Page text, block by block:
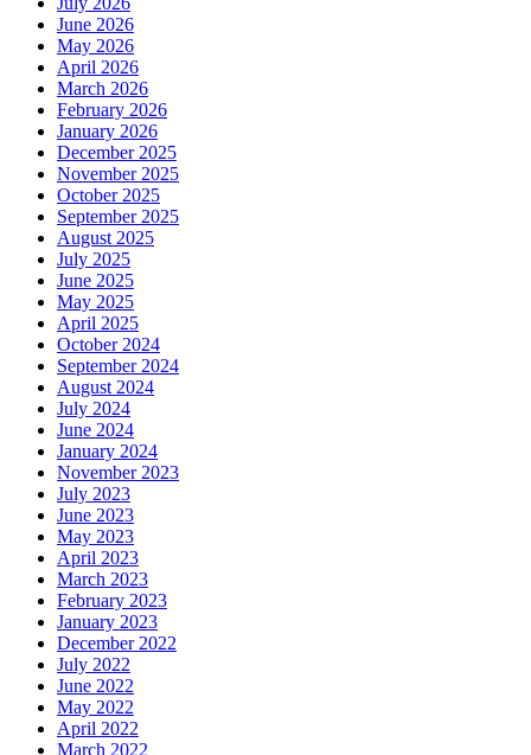
June 2026
May 2026
April 2026
March 2026
February 2026
January 2026
December 2025
November 2025
October 2025
September 2025
August 2025
July 2025
June 2025
May 2025
April 2025
October 2024
September 2024
August 2024
July 2024
June 2024
January 2024
November 2023
July 2023
June 2023
May 2023
April 2023
March 2023
February 2023
January 2023
December 2022
July 2022
June 2022
May 2022
April 2022
March 2022